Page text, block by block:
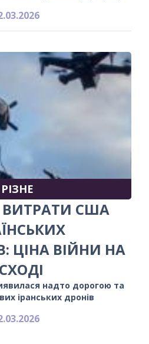
РІЗНЕ
ВИТРАТИ США
ЦІНА ВІЙНИ НА
надто дорогою та
іранських дронів